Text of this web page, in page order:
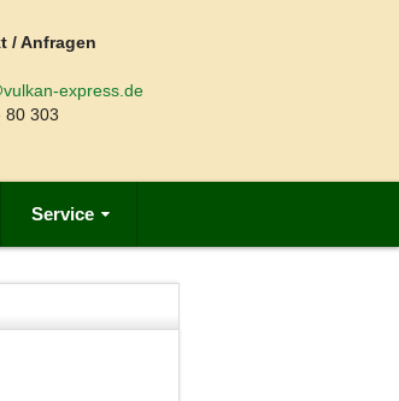
/ Anfragen
express.de
80 303
Service